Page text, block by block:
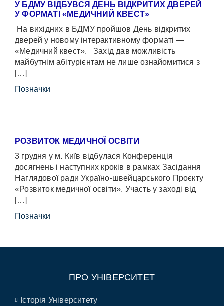
У БДМУ ВІДБУВСЯ ДЕНЬ ВІДКРИТИХ ДВЕРЕЙ
У ФОРМАТІ «МЕДИЧНИЙ КВЕСТ»
На вихідних в БДМУ пройшов День відкритих
дверей у новому інтерактивному форматі —
«Медичний квест». Захід дав можливість
майбутнім абітурієнтам не лише ознайомитися з
[…]
Позначки
РОЗВИТОК МЕДИЧНОЇ ОСВІТИ
3 грудня у м. Київ відбулася Конференція
досягнень і наступних кроків в рамках Засідання
Наглядової ради Україно-швейцарського Проєкту
«Розвиток медичної освіти». Участь у заході від
[…]
Позначки
ПРО УНІВЕРСИТЕТ
Історія Університету